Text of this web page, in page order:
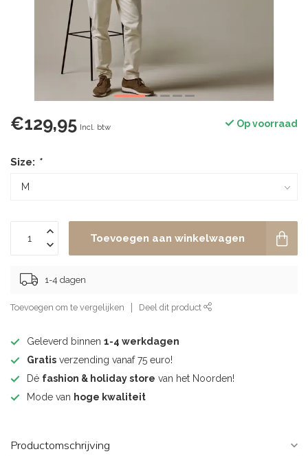
€129,95 Incl. btw Op voorraad
Size: *
Toevoegen aan winkelwagen
1-4 dagen
Toevoegen om te vergelijken Deel dit product
Geleverd binnen 1-4 werkdagen
Gratis verzending vanaf 75 euro!
Dé fashion & holiday store van het Noorden!
Mode van hoge kwaliteit
Productomschrijving